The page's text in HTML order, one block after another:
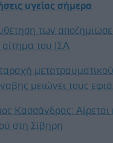
υγείας σήμερα
των
του ΙΣΑ
μειώνει τους
Κασσάνδρας:
στη Σίβηρη